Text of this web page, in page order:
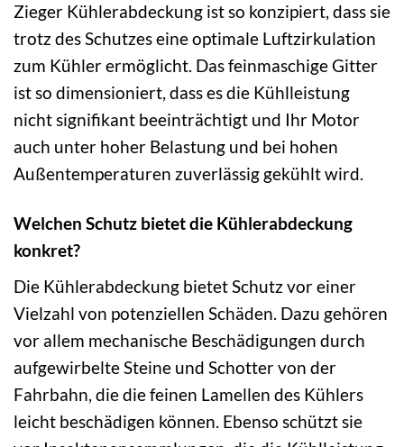
Zieger Kühlerabdeckung ist so konzipiert, dass sie
trotz des Schutzes eine optimale Luftzirkulation
zum Kühler ermöglicht. Das feinmaschige Gitter
ist so dimensioniert, dass es die Kühlleistung
nicht signifikant beeinträchtigt und Ihr Motor
auch unter hoher Belastung und bei hohen
Außentemperaturen zuverlässig gekühlt wird.
Welchen Schutz bietet die Kühlerabdeckung
konkret?
Die Kühlerabdeckung bietet Schutz vor einer
Vielzahl von potenziellen Schäden. Dazu gehören
vor allem mechanische Beschädigungen durch
aufgewirbelte Steine und Schotter von der
Fahrbahn, die die feinen Lamellen des Kühlers
leicht beschädigen können. Ebenso schützt sie